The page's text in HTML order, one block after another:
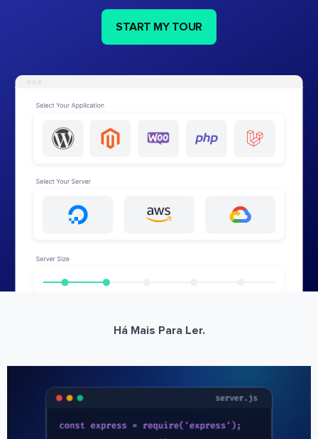
START MY TOUR
Há Mais Para Ler.